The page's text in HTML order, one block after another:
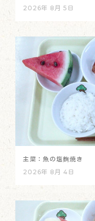
2026年 8月 5日
主菜：魚の塩麴焼き
2026年 8月 4日